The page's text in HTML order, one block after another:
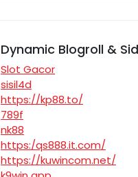
Dynamic Blogroll &
Slot Gacor
sisil4d
https://kp88.to/
789f
nk88
https:/qs888.it.com/
https://kuwincom.net/